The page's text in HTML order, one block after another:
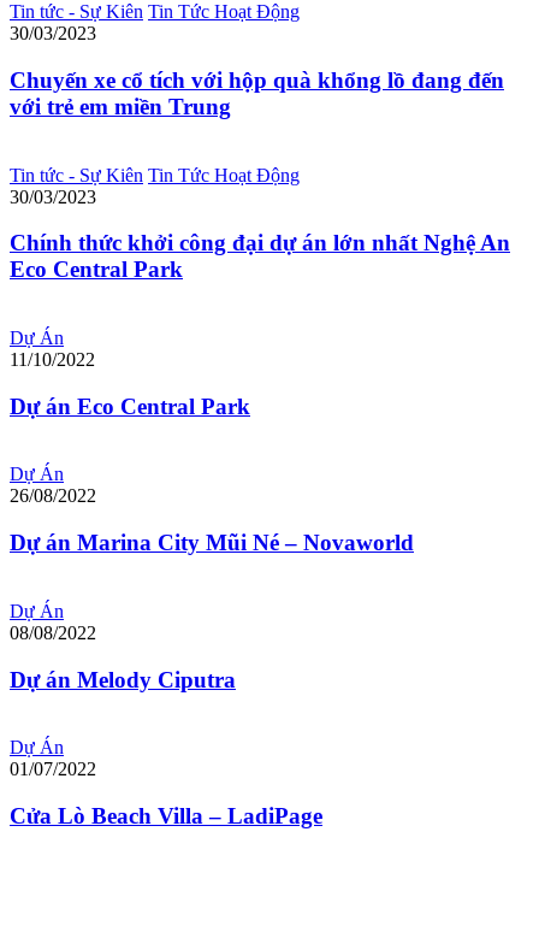
Tin tức - Sự Kiên Tin Tức Hoạt Động
30/03/2023
Chuyến xe cổ tích với hộp quà khổng lồ đang đến
với trẻ em miền Trung
Tin tức - Sự Kiên Tin Tức Hoạt Động
30/03/2023
Chính thức khởi công đại dự án lớn nhất Nghệ An
Eco Central Park
Dự Án
11/10/2022
Dự án Eco Central Park
Dự Án
26/08/2022
Dự án Marina City Mũi Né – Novaworld
Dự Án
08/08/2022
Dự án Melody Ciputra
Dự Án
01/07/2022
Cửa Lò Beach Villa – LadiPage